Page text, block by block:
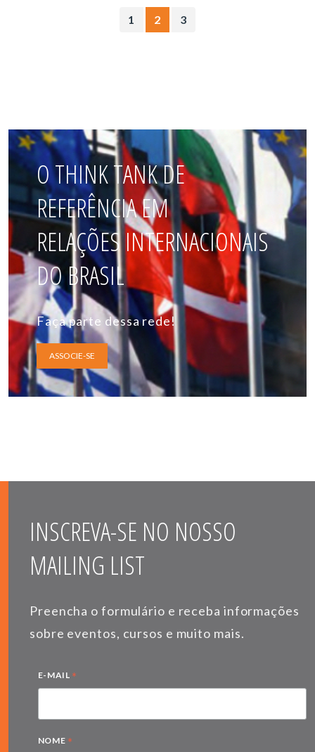
1 2 3
O THINK TANK DE
REFERÊNCIA EM
RELAÇÕES INTERNACIONAIS
DO BRASIL
Faça parte dessa rede!
ASSOCIE-SE
INSCREVA-SE NO NOSSO
MAILING LIST
Preencha o formulário e receba informações
sobre eventos, cursos e muito mais.
E-MAIL *
NOME *